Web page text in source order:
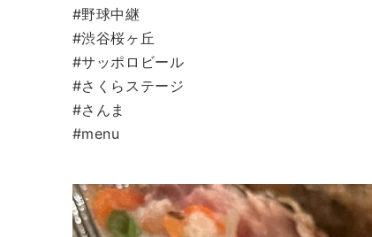
#野球中継
#渋谷桜ヶ丘
#サッポロビール
#さくらステージ
#さんま
#menu